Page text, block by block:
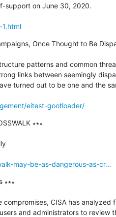
support on June 30, 2020.
Once Thought to Be
patterns and common
links between seemingly
turned out to be one and the
eitest-gootloader/
∗∗∗
may-be-as-dangerous-as-cr...
∗∗∗
compromises, CISA has
and administrators to review